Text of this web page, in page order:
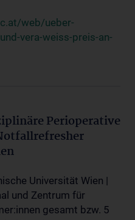
web/ueber-
vera-weiss-preis-an-
Perioperative
Universität Wien |
und Zentrum für
gesamt bzw. 5